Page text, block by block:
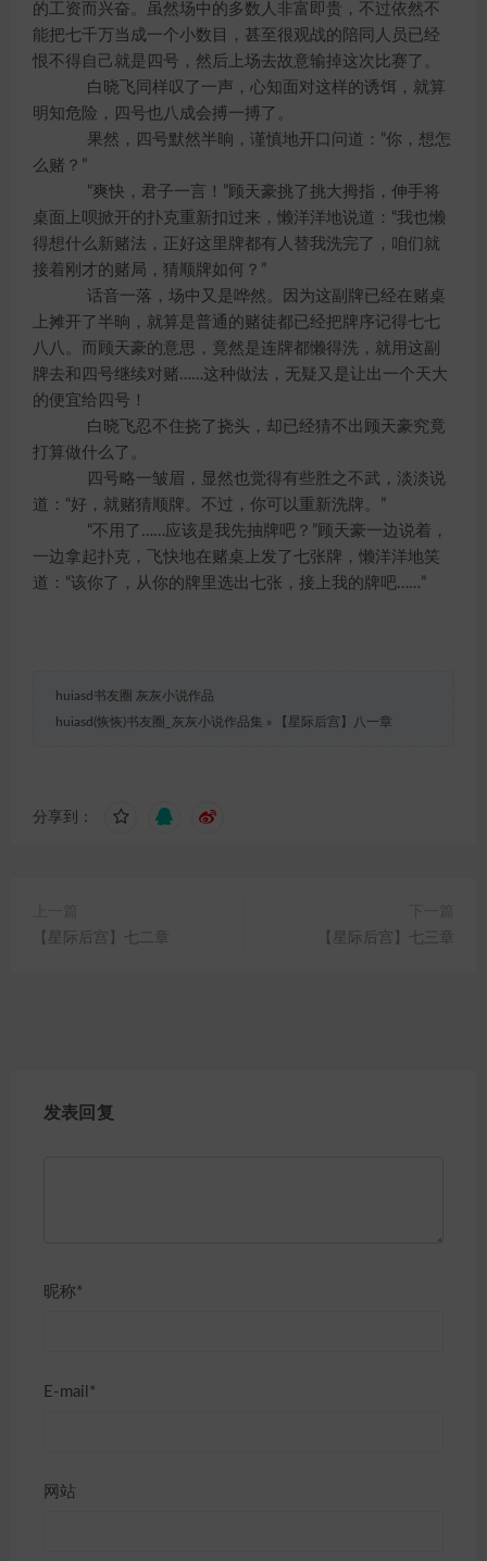
的工资而兴奋。虽然场中的多数人非富即贵，不过依然不
能把七千万当成一个小数目，甚至很观战的陪同人员已经
恨不得自己就是四号，然后上场去故意输掉这次比赛了。
白晓飞同样叹了一声，心知面对这样的诱饵，就算
明知危险，四号也八成会搏一搏了。
果然，四号默然半晌，谨慎地开口问道：“你，想怎
么赌？”
“爽快，君子一言！”顾天豪挑了挑大拇指，伸手将
桌面上呗掀开的扑克重新扣过来，懒洋洋地说道：“我也懒
得想什么新赌法，正好这里牌都有人替我洗完了，咱们就
接着刚才的赌局，猜顺牌如何？”
话音一落，场中又是哗然。因为这副牌已经在赌桌
上摊开了半晌，就算是普通的赌徒都已经把牌序记得七七
八八。而顾天豪的意思，竟然是连牌都懒得洗，就用这副
牌去和四号继续对赌……这种做法，无疑又是让出一个天大
的便宜给四号！
白晓飞忍不住挠了挠头，却已经猜不出顾天豪究竟
打算做什么了。
四号略一皱眉，显然也觉得有些胜之不武，淡淡说
道：“好，就赌猜顺牌。不过，你可以重新洗牌。”
“不用了……应该是我先抽牌吧？”顾天豪一边说着，
一边拿起扑克，飞快地在赌桌上发了七张牌，懒洋洋地笑
道：“该你了，从你的牌里选出七张，接上我的牌吧……”
huiasd书友圈 灰灰小说作品
huiasd(恢恢)书友圈_灰灰小说作品集 » 【星际后宫】八一章
分享到：
【星际后宫】七二章
【星际后宫】七三章
发表回复
昵称*
E-mail*
网站